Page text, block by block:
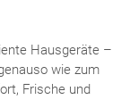
Hausgeräte –
wie zum
Frische und